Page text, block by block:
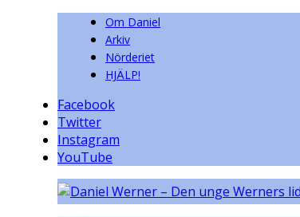
Om Daniel
Arkiv
Nörderiet
HJÄLP!
Facebook
Twitter
Instagram
YouTube